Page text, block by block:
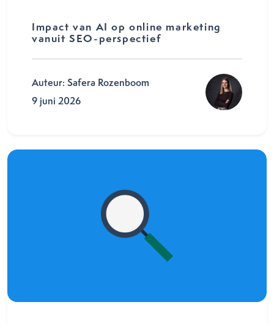
Impact van AI op online marketing
vanuit SEO-perspectief
Auteur: Safera Rozenboom
9 juni 2026